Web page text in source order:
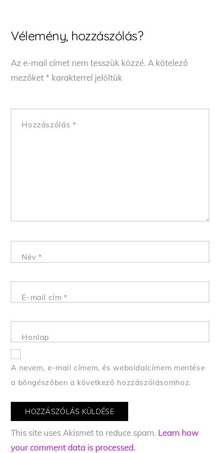
Vélemény, hozzászólás?
Az e-mail címet nem tesszük közzé. A kötelező
mezőket* karakterrel jelöltük
Hozzászólás *
Név *
E-mail cím*
Honlap
A nevem, e-mail címem, és weboldalcímem mentése
a böngészőben a következő hozzászólásomhoz.
This site uses Akismet to reduce spam. Learn how
your comment data is processed.